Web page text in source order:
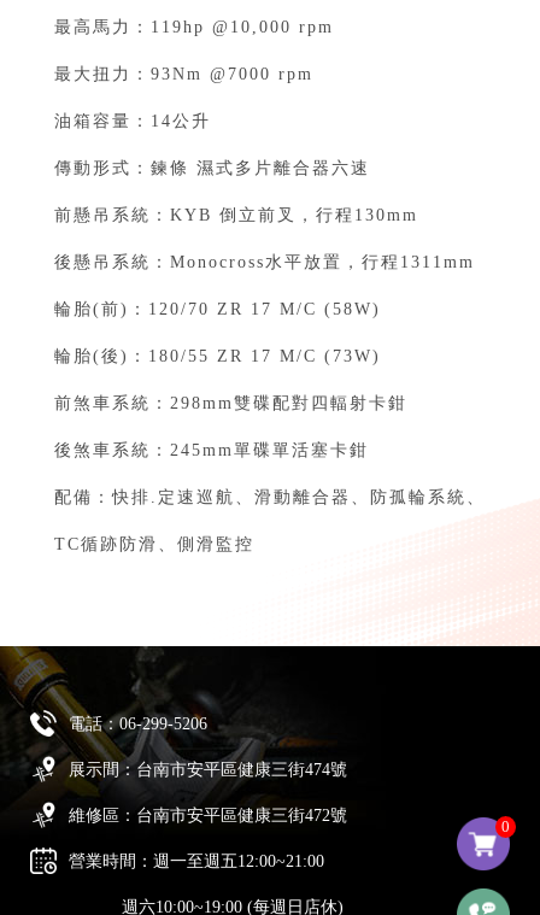
0
最高馬力：119hp @10,000 rpm⁣⁣
最大扭力：93Nm @7000 rpm⁣⁣
油箱容量：14公升⁣⁣
傳動形式：鍊條 濕式多片離合器六速⁣⁣
前懸吊系統：KYB 倒立前叉，行程130mm⁣⁣
後懸吊系統：Monocross水平放置，行程1311mm⁣⁣
輪胎(前)：120/70 ZR 17 M/C (58W)⁣⁣
輪胎(後)：180/55 ZR 17 M/C (73W)⁣⁣
前煞車系統：298mm雙碟配對四輻射卡鉗⁣⁣
後煞車系統：245mm單碟單活塞卡鉗⁣⁣
配備：快排.定速巡航、滑動離合器、防孤輪系統、
TC循跡防滑、側滑監控
電話：06-299-5206
展示間：台南市安平區健康三街474號
維修區：台南市安平區健康三街472號
營業時間：週一至週五12:00~21:00
週六10:00~19:00 (每週日店休)